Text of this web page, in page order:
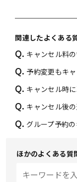
関連したよくある
Q. キャンセル料
Q. 予約変更もキ
Q. キャンセル時
Q. キャンセル後
Q. グループ予約
ほかのよくある質